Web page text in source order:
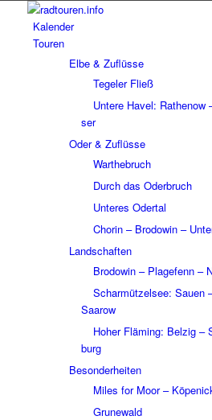
Kalen­der
Touren
Elbe & Zuflüsse
Tege­ler Fließ
Untere Havel:
ser
Oder & Zuflüsse
Wart­he­bruch
Durch das Oder­bruch
Unte­res Oder­tal
Chorin – Brodo­win –
Land­schaf­ten
Brodo­win – Plage­fenn –
Schar­müt­zel­see: Sauen
Saarow
Hoher Fläming: Belzig
burg
Beson­der­hei­ten
Miles for Moor –
Grune­wald